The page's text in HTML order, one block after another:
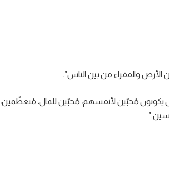
والفقراء من بين الناس”.
المسيح: “لأنَّ الناس يكونون مُحبّين لأنفسهم، مُحبّين للمال، مُتعظّمين،